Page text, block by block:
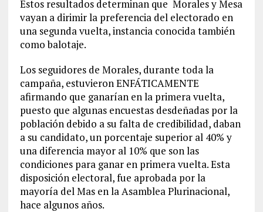
Estos resultados determinan que Morales y Mesa
vayan a dirimir la preferencia del electorado en
una segunda vuelta, instancia conocida también
como balotaje.
Los seguidores de Morales, durante toda la
campaña, estuvieron ENFÁTICAMENTE
afirmando que ganarían en la primera vuelta,
puesto que algunas encuestas desdeñadas por la
población debido a su falta de credibilidad, daban
a su candidato, un porcentaje superior al 40% y
una diferencia mayor al 10% que son las
condiciones para ganar en primera vuelta. Esta
disposición electoral, fue aprobada por la
mayoría del Mas en la Asamblea Plurinacional,
hace algunos años.